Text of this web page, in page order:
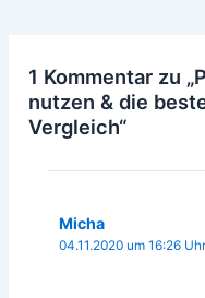
1 Kommentar zu
nutzen & die
Vergleich“
Micha
04.11.2020 um 16:26 Uhr